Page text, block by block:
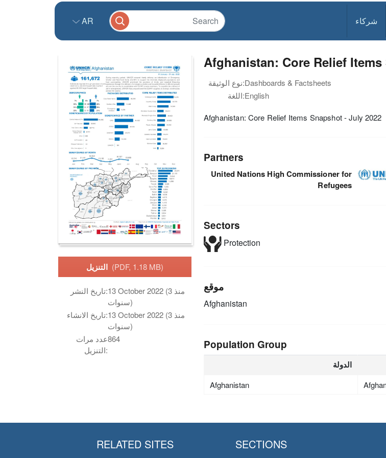
شركاء AR
(PDF, 1.18 MB)
تاريخ النشر:13 October 2022 (منذ 3
سنوات)
تاريخ الانشاء:13 October 2022 (منذ 3
سنوات)
عدد مرات
التنزيل:
864
Afghanistan: Core Relief
نوع الوثيقة:Dashboards & Factsheets
اللغة:English
Afghanistan: Core Relief Items Snapshot - July 2022
Partners
United Nations High Commissioner for
Refugees
Sectors
Protection
موقع
Afghanistan
Population Group
الدولة
Afghanistan
SECTIONS
RELATED SITES